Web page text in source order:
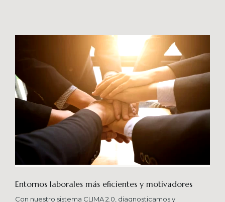
Entornos laborales más eficientes y motivadores
Con nuestro sistema CLIMA 2.0, diagnosticamos y